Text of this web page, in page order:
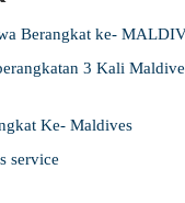
Berangkat ke-
3 Kali
Ke- Maldives
service